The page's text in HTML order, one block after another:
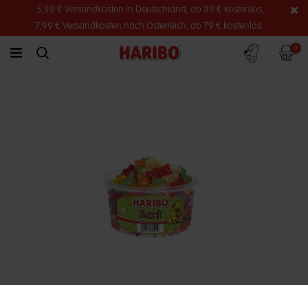
5,99 € Versandkosten in Deutschland, ab 39 € kostenlos,
7,99 € Versandkosten nach Österreich, ab 79 € kostenlos.
link.header.menu.label
simplesearch.search.label
Konto 0